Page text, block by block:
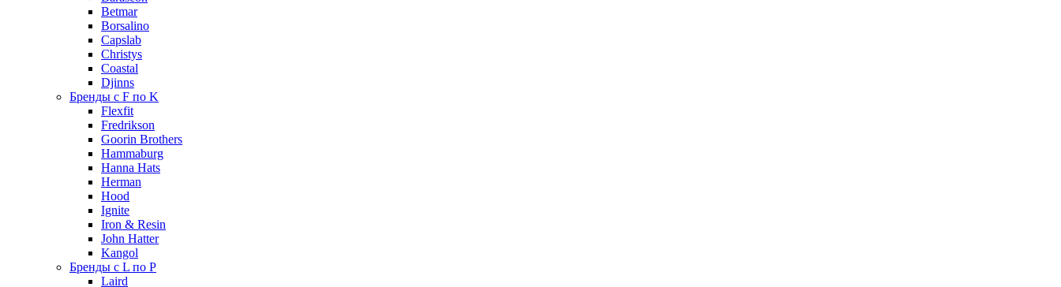
Betmar
Borsalino
Capslab
Christys
Coastal
Djinns
Бренды с F по K
Flexfit
Fredrikson
Goorin Brothers
Hammaburg
Hanna Hats
Herman
Hood
Ignite
Iron & Resin
John Hatter
Kangol
Бренды с L по P
Laird